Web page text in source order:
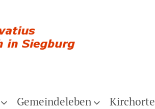
Gemeindeleben Kirchorte